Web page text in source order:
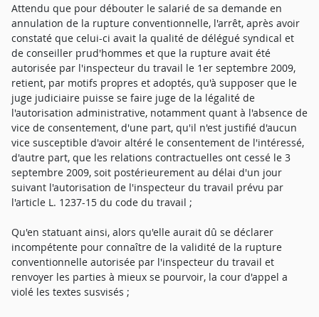
Attendu que pour débouter le salarié de sa demande en
annulation de la rupture conventionnelle, l'arrêt, après avoir
constaté que celui-ci avait la qualité de délégué syndical et
de conseiller prud'hommes et que la rupture avait été
autorisée par l'inspecteur du travail le 1er septembre 2009,
retient, par motifs propres et adoptés, qu'à supposer que le
juge judiciaire puisse se faire juge de la légalité de
l'autorisation administrative, notamment quant à l'absence de
vice de consentement, d'une part, qu'il n'est justifié d'aucun
vice susceptible d'avoir altéré le consentement de l'intéressé,
d'autre part, que les relations contractuelles ont cessé le 3
septembre 2009, soit postérieurement au délai d'un jour
suivant l'autorisation de l'inspecteur du travail prévu par
l'article L. 1237-15 du code du travail ;
Qu'en statuant ainsi, alors qu'elle aurait dû se déclarer
incompétente pour connaître de la validité de la rupture
conventionnelle autorisée par l'inspecteur du travail et
renvoyer les parties à mieux se pourvoir, la cour d'appel a
violé les textes susvisés ;